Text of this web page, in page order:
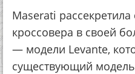
Maserati
кроссовера в своей
— модели Levante,
существующий